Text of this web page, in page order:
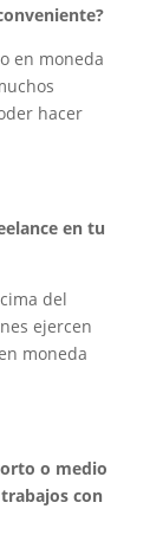
en moneda
hacer
en tu
del
ejercen
moneda
o medio
con